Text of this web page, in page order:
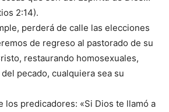
2:14).
perderá de calle las elecciones
de regreso al pastorado de su
restaurando homosexuales,
pecado, cualquiera sea su
predicadores: «Si Dios te llamó a